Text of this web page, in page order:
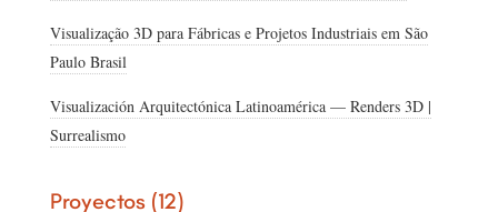
Visualização 3D para Fábricas e Projetos Industriais em São
Paulo Brasil
Visualización Arquitectónica Latinoamérica — Renders 3D |
Surrealismo
Proyectos (12)